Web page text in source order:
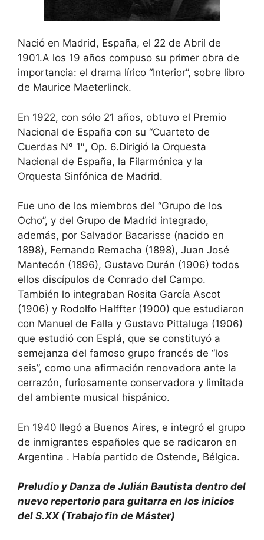
Nació en Madrid, España, el 22 de Abril de
1901.A los 19 años compuso su primer obra de
importancia: el drama lírico “Interior”, sobre libro
de Maurice Maeterlinck.
En 1922, con sólo 21 años, obtuvo el Premio
Nacional de España con su “Cuarteto de
Cuerdas Nº 1″, Op. 6.Dirigió la Orquesta
Nacional de España, la Filarmónica y la
Orquesta Sinfónica de Madrid.
Fue uno de los miembros del “Grupo de los
Ocho”, y del Grupo de Madrid integrado,
además, por Salvador Bacarisse (nacido en
1898), Fernando Remacha (1898), Juan José
Mantecón (1896), Gustavo Durán (1906) todos
ellos discípulos de Conrado del Campo.
También lo integraban Rosita García Ascot
(1906) y Rodolfo Halffter (1900) que estudiaron
con Manuel de Falla y Gustavo Pittaluga (1906)
que estudió con Esplá, que se constituyó a
semejanza del famoso grupo francés de “los
seis”, como una afirmación renovadora ante la
cerrazón, furiosamente conservadora y limitada
del ambiente musical hispánico.
En 1940 llegó a Buenos Aires, e integró el grupo
de inmigrantes españoles que se radicaron en
Argentina . Había partido de Ostende, Bélgica.
Preludio y Danza de Julián Bautista dentro del
nuevo repertorio para guitarra en los inicios
del S.XX (Trabajo fin de Máster)